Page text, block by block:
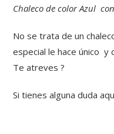
Chaleco de color Azul
No se trata de un
especial le hace único y
Te atreves ?
Si tienes alguna duda